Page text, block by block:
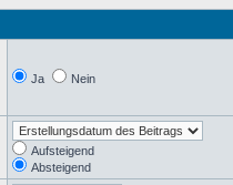
Ja Nein
Aufsteigend
Absteigend